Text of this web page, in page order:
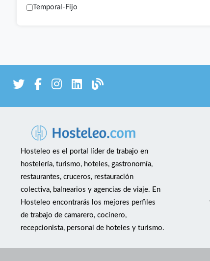
Temporal-Fijo
Hosteleo es el portal líder de trabajo en
hostelería, turismo, hoteles, gastronomía,
restaurantes, cruceros, restauración
colectiva, balnearios y agencias de viaje. En
Hosteleo encontrarás los mejores perfiles
de trabajo de camarero, cocinero,
recepcionista, personal de hoteles y turismo.